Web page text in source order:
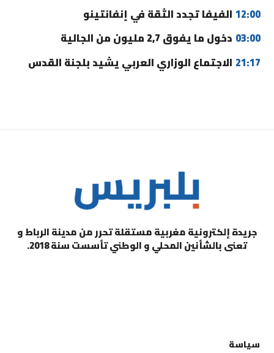
12:00 الفيفا تجدد الثقة في إنفانتينو
03:00 دخول ما يفوق 2,7 مليون من الجالية
21:17 الاجتماع الوزاري العربي يشيد بلجنة القدس
جريدة إلكترونية مغربية مستقلة تحرر من مدينة الرباط و
تعنى بالشأنين المحلي و الوطني تأسست سنة 2018.
سياسة